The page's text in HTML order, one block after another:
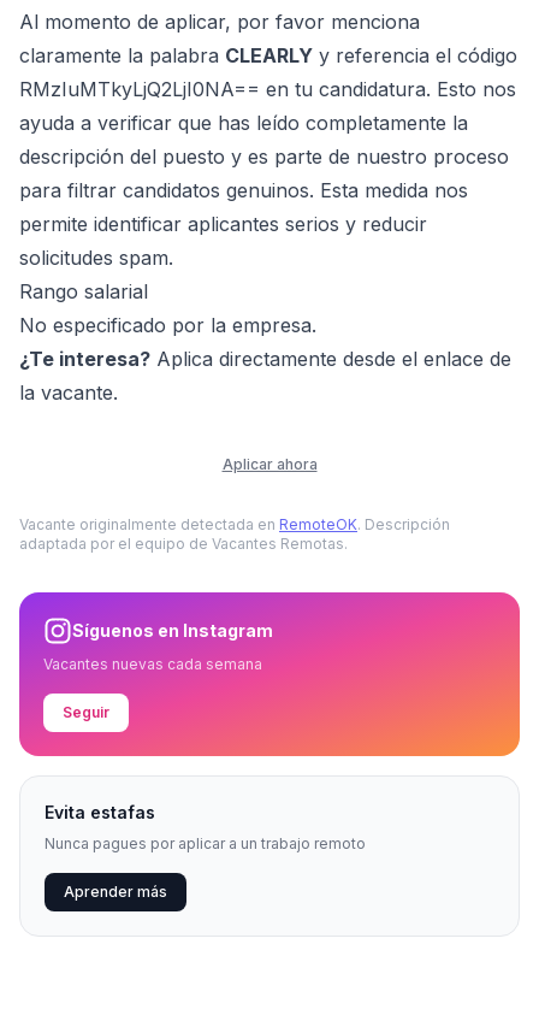
Al momento de aplicar, por favor menciona
claramente la palabra CLEARLY y referencia el código
RMzIuMTkyLjQ2LjI0NA== en tu candidatura. Esto nos
ayuda a verificar que has leído completamente la
descripción del puesto y es parte de nuestro proceso
para filtrar candidatos genuinos. Esta medida nos
permite identificar aplicantes serios y reducir
solicitudes spam.
Rango salarial
No especificado por la empresa.
¿Te interesa? Aplica directamente desde el enlace de
la vacante.
Aplicar ahora
Vacante originalmente detectada en RemoteOK. Descripción
adaptada por el equipo de Vacantes Remotas.
Síguenos en Instagram
Vacantes nuevas cada semana
Seguir
Evita estafas
Nunca pagues por aplicar a un trabajo remoto
Aprender más